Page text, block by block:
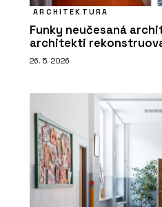
ARCHITEKTURA
Funky neučesaná
architekti
26. 5. 2026